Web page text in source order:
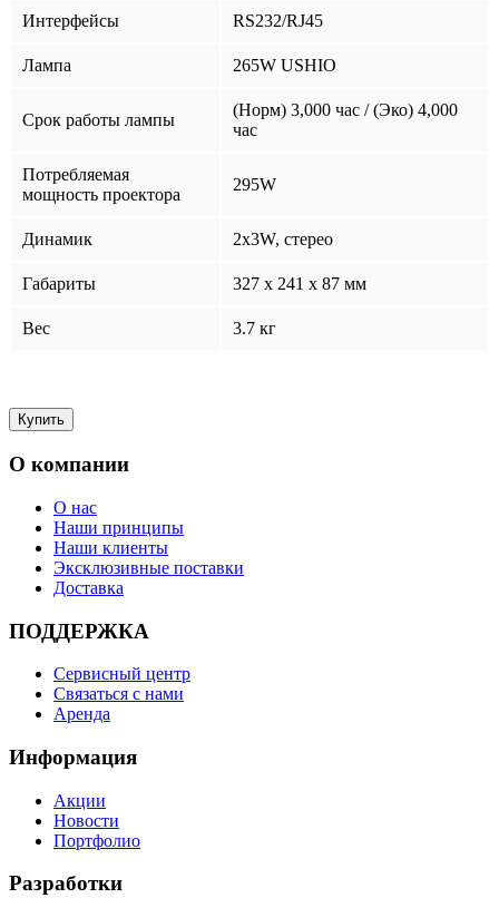
Интерфейсы RS232/RJ45
Лампа 265W USHIO
Срок работы лампы
(Норм) 3,000 час / (Эко) 4,000
час
Потребляемая
мощность проектора
295W
Динамик 2x3W, стерео
Габариты 327 x 241 x 87 мм
Вес 3.7 кг
О компании
О нас
Наши принципы
Наши клиенты
Эксклюзивные поставки
Доставка
ПОДДЕРЖКА
Сервисный центр
Связаться с нами
Аренда
Информация
Акции
Новости
Портфолио
Разработки